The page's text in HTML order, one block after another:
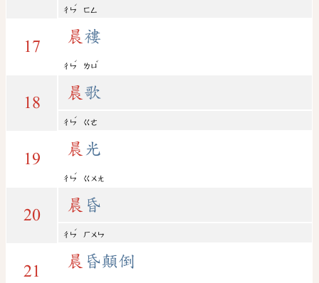
ㄔㄣ
ˊ
ㄈㄥ
17
晨 褸
ㄔㄣ
ˊ
ㄌㄩ
ˇ
18
晨 歌
ㄔㄣ
ˊ
ㄍㄜ
19
晨 光
ㄔㄣ
ˊ
ㄍㄨㄤ
20
晨 昏
ㄔㄣ
ˊ
ㄏㄨㄣ
21
晨 昏顛倒